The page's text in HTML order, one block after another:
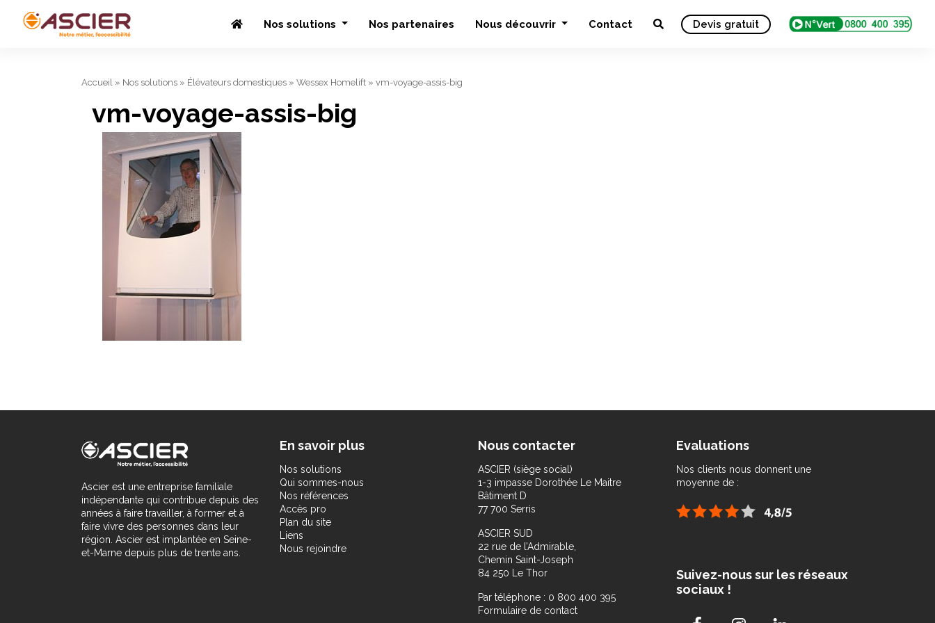
Nos solutions Nos partenaires Nous découvrir Contact Devis gratuit
Accueil » Nos solutions » Élévateurs domestiques » Wessex Homelift » vm-voyage-assis-big
vm-voyage-assis-big
Ascier est une entreprise familiale
indépendante qui contribue depuis des
années à faire travailler, à former et à
faire vivre des personnes dans leur
région. Ascier est implantée en Seine-
et-Marne depuis plus de trente ans.
En savoir plus
Nos solutions
Qui sommes-nous
Nos références
Accès pro
Plan du site
Liens
Nous rejoindre
Nous contacter
ASCIER (siège social)
1-3 impasse Dorothée Le Maitre
Bâtiment D
77 700 Serris
ASCIER SUD
22 rue de l’Admirable,
Chemin Saint-Joseph
84 250 Le Thor
Par téléphone : 0 800 400 395
Formulaire de contact
Evaluations
Nos clients nous donnent une
moyenne de :
Suivez-nous sur les réseaux
sociaux !